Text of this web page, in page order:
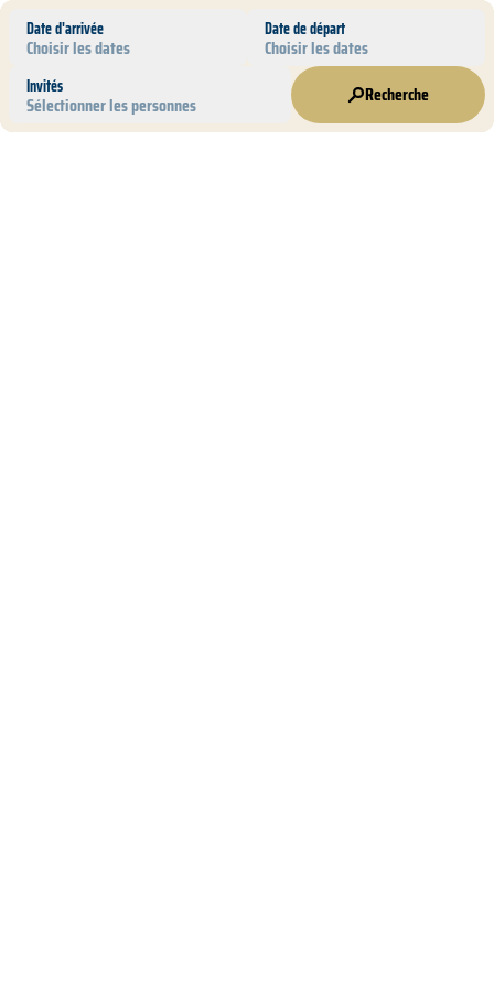
Date d'arrivée
Choisir les dates
Date de départ
Choisir les dates
Invités
Sélectionner les personnes Recherche